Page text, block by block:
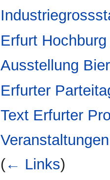
Erfurt
Ausstellung
Erfurter
Text Erfurter
(← Links)